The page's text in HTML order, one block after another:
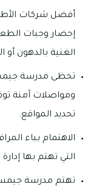
أفضل شركات
إحضار وجبات
الغنية بالدهون أو
تحظى مدرسة
ومواصلات آمنة
تحديد المواقع.
الاهتمام بباء
التي تهتم بها
تهتم مدرسة جيمس